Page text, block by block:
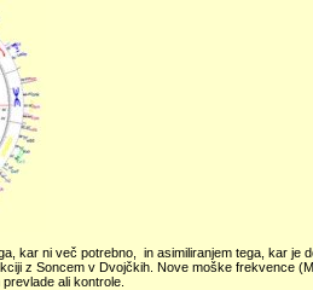
kar ni več potrebno, in asimiliranjem tega, kar je
z Soncem v Dvojčkih. Nove moške frekvence
ali kontrole.